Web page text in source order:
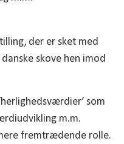
der er sket med
skove hen imod
som
m.m.
fremtrædende rolle.